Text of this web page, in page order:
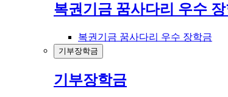
복권기금 꿈사다리 우수 장
복권기금 꿈사다리 우수 장학금
기부장학금
기부장학금